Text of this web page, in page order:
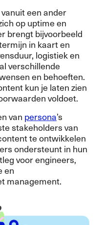
een ander
op uptime en
brengt bijvoorbeeld
in kaart en
logistiek en
verschillende
en behoeften.
kun je laten zien
voldoet.
van persona’s
stakeholders van
te ontwikkelen
ondersteunt in hun
voor engineers,
en
management.